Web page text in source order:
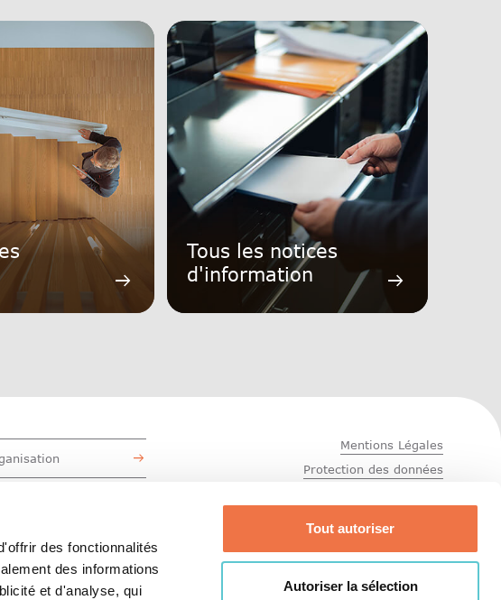
des fonctionnalités
des informations
et d'analyse, qui
Tout autoriser
Autoriser la sélection
arrow_right_alt
Tous les notices
d'information
arrow_right_alt
Mentions Légales
Protection des données